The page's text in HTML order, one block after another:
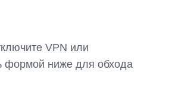
VPN или
формой ниже для обхода